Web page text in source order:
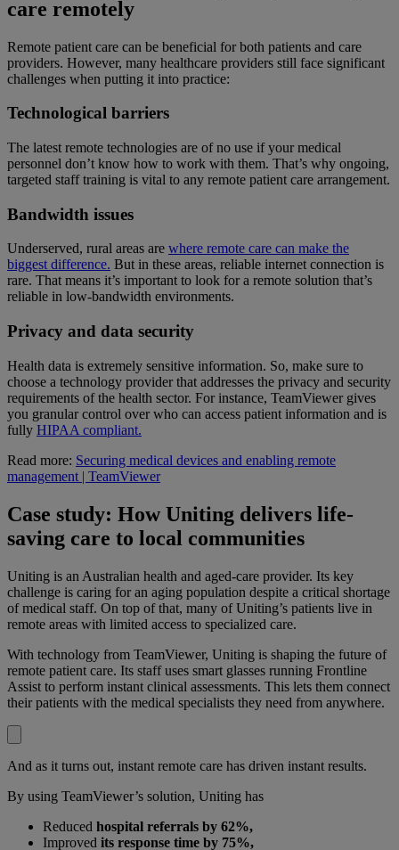
care remotely
Remote patient care can be beneficial for both patients and care
providers. However, many healthcare providers still face significant
challenges when putting it into practice:
Technological barriers
The latest remote technologies are of no use if your medical
personnel don’t know how to work with them. That’s why ongoing,
targeted staff training is vital to any remote patient care arrangement.
Bandwidth issues
Underserved, rural areas are where remote care can make the
biggest difference. But in these areas, reliable internet connection is
rare. That means it’s important to look for a remote solution that’s
reliable in low-bandwidth environments.
Privacy and data security
Health data is extremely sensitive information. So, make sure to
choose a technology provider that addresses the privacy and security
requirements of the health sector. For instance, TeamViewer gives
you granular control over who can access patient information and is
fully HIPAA compliant.
Read more: Securing medical devices and enabling remote
management | TeamViewer
Case study: How Uniting delivers life-
saving care to local communities
Uniting is an Australian health and aged-care provider. Its key
challenge is caring for an aging population despite a critical shortage
of medical staff. On top of that, many of Uniting’s patients live in
remote areas with limited access to specialized care.
With technology from TeamViewer, Uniting is shaping the future of
remote patient care. Its staff uses smart glasses running Frontline
Assist to perform instant clinical assessments. This lets them connect
their patients with the medical specialists they need from anywhere.
And as it turns out, instant remote care has driven instant results.
By using TeamViewer’s solution, Uniting has
Reduced hospital referrals by 62%,
Improved its response time by 75%,